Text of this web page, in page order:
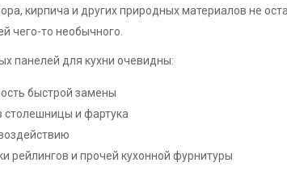
кирпича и других природных материалов не
чего-то необычного.
панелей для кухни очевидны:
быстрой замены
столешницы и фартука
рейлингов и прочей кухонной фурнитуры